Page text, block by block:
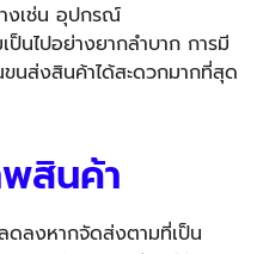
งเช่น อุปกรณ์
นไปอย่างยากลำบาก การมี
นส่งสินค้าได้สะดวกมากที่สุด
สินค้า
ดลงหากจัดส่งตามที่เป็น